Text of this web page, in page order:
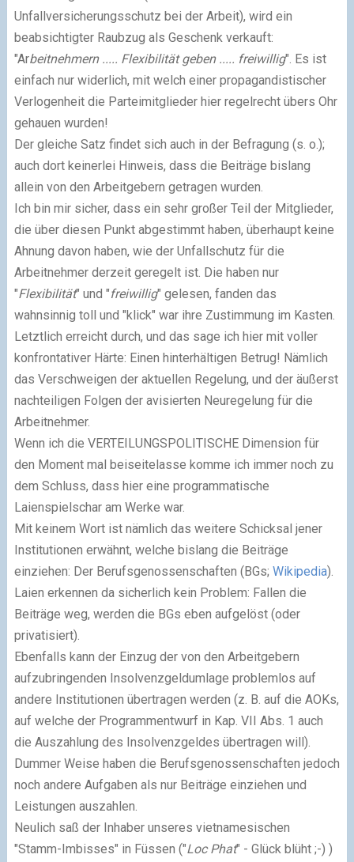
Unfallversicherungsschutz bei der Arbeit), wird ein
beabsichtigter Raubzug als Geschenk verkauft:
"Arbeitnehmern ..... Flexibilität geben ..... freiwillig". Es ist
einfach nur widerlich, mit welch einer propagandistischer
Verlogenheit die Parteimitglieder hier regelrecht übers Ohr
gehauen wurden!
Der gleiche Satz findet sich auch in der Befragung (s. o.);
auch dort keinerlei Hinweis, dass die Beiträge bislang
allein von den Arbeitgebern getragen wurden.
Ich bin mir sicher, dass ein sehr großer Teil der Mitglieder,
die über diesen Punkt abgestimmt haben, überhaupt keine
Ahnung davon haben, wie der Unfallschutz für die
Arbeitnehmer derzeit geregelt ist. Die haben nur
"Flexibilität" und "freiwillig" gelesen, fanden das
wahnsinnig toll und "klick" war ihre Zustimmung im Kasten.
Letztlich erreicht durch, und das sage ich hier mit voller
konfrontativer Härte: Einen hinterhältigen Betrug! Nämlich
das Verschweigen der aktuellen Regelung, und der äußerst
nachteiligen Folgen der avisierten Neuregelung für die
Arbeitnehmer.
Wenn ich die VERTEILUNGSPOLITISCHE Dimension für
den Moment mal beiseitelasse komme ich immer noch zu
dem Schluss, dass hier eine programmatische
Laienspielschar am Werke war.
Mit keinem Wort ist nämlich das weitere Schicksal jener
Institutionen erwähnt, welche bislang die Beiträge
einziehen: Der Berufsgenossenschaften (BGs; Wikipedia).
Laien erkennen da sicherlich kein Problem: Fallen die
Beiträge weg, werden die BGs eben aufgelöst (oder
privatisiert).
Ebenfalls kann der Einzug der von den Arbeitgebern
aufzubringenden Insolvenzgeldumlage problemlos auf
andere Institutionen übertragen werden (z. B. auf die AOKs,
auf welche der Programmentwurf in Kap. VII Abs. 1 auch
die Auszahlung des Insolvenzgeldes übertragen will).
Dummer Weise haben die Berufsgenossenschaften jedoch
noch andere Aufgaben als nur Beiträge einziehen und
Leistungen auszahlen.
Neulich saß der Inhaber unseres vietnamesischen
"Stamm-Imbisses" in Füssen ("Loc Phat" - Glück blüht ;-) )